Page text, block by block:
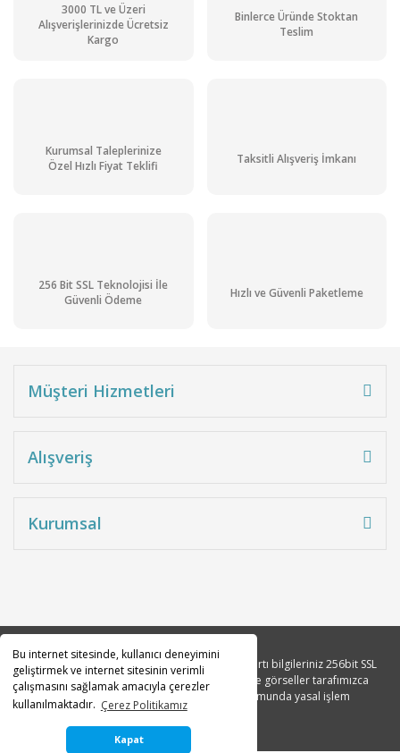
Bu internet sitesinde, kullanıcı deneyimini
geliştirmek ve internet sitesinin verimli
çalışmasını sağlamak amacıyla çerezler
kullanılmaktadır. Çerez Politikamız
Kapat
3000 TL ve Üzeri
Alışverişlerinizde Ücretsiz
Kargo
Binlerce Üründe Stoktan
Teslim
Kurumsal Taleplerinize
Özel Hızlı Fiyat Teklifi
Taksitli Alışveriş İmkanı
256 Bit SSL Teknolojisi İle
Güvenli Ödeme
Hızlı ve Güvenli Paketleme
Müşteri Hizmetleri
Alışveriş
Kurumsal
Copyright 2010© Tüm hakları saklıdır. Kredi kartı bilgileriniz 256bit SSL
sertifikası ile korunmaktadır. Tüm açıklama ve görseller tarafımızca
tasarlanmıştır. İzinsiz kopyalanması durumunda yasal işlem
başlatılacaktır.